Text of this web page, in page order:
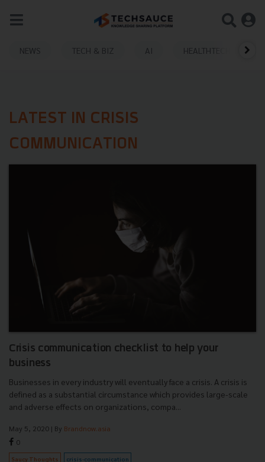
NEWS TECH & BIZ AI HEALTHTECH
LATEST IN CRISIS
COMMUNICATION
Crisis communication checklist to help your
business
Businesses in every industry will eventually face a crisis. A crisis is
defined as a substantial circumstance which provides large-scale
and adverse effects on organizations, compa...
May 5, 2020 | By Brandnow.asia
0
Saucy Thoughts crisis-communication